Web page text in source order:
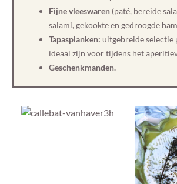
Fijne vleeswaren (paté, bereide
salami, gekookte en gedroogde
Tapasplanken: uitgebreide selectie
ideaal zijn voor tijdens het
Geschenkmanden.